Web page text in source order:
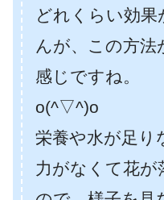
どれくらい効
んが、この方法
感じですね。
o(^▽^)o
栄養や水が足り
力がなくて花が